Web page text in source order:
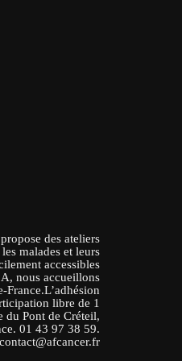
des ateliers
malades et leurs
accessibles
nous accueillons
France.L’adhésion
libre de 1
du Pont de Créteil,
01 43 97 38 59.
contact@afcancer.fr